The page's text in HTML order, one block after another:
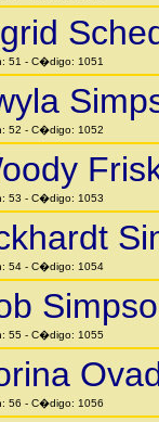
51 - C�digo: 1051
52 - C�digo: 1052
53 - C�digo: 1053
54 - C�digo: 1054
55 - C�digo: 1055
56 - C�digo: 1056